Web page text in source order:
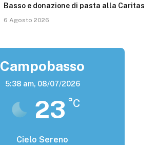
Basso e donazione di pasta alla Caritas
6 Agosto 2026
Campobasso
5:38 am, 08/07/2026
23 °C
Cielo Sereno